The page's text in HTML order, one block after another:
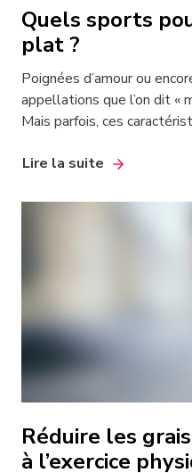
Quels sports
plat ?
Poignées d’amour ou
appellations que l’on dit «
Mais parfois, ces
Lire la suite
Réduire les
à l’exercice